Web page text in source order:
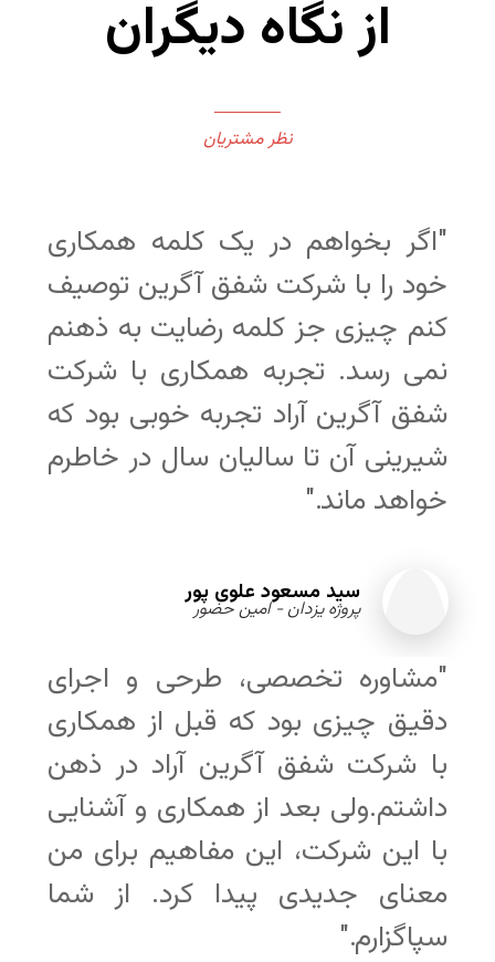
از نگاه دیگران
نظر مشتریان
"اگر بخواهم در یک کلمه همکاری
خود را با شرکت شفق آگرین توصیف
کنم چیزی جز کلمه رضایت به ذهنم
نمی رسد. تجربه همکاری با شرکت
شفق آگرین آراد تجربه خوبی بود که
شیرینی آن تا سالیان سال در خاطرم
خواهد ماند."
سید مسعود علوی پور
پروژه یزدان - امین حضور
"مشاوره تخصصی، طرحی و اجرای
دقیق چیزی بود که قبل از همکاری
با شرکت شفق آگرین آراد در ذهن
داشتم.ولی بعد از همکاری و آشنایی
با این شرکت، این مفاهیم برای من
معنای جدیدی پیدا کرد. از شما
سپاگزارم."